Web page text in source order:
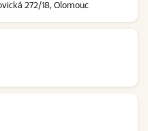
272/18, Olomouc